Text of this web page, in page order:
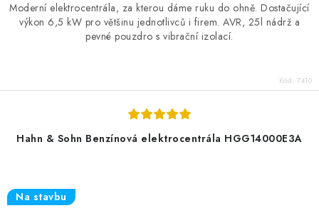
Moderní elektrocentrála, za kterou dáme ruku do ohně. Dostačující
výkon 6,5 kW pro většinu jednotlivců i firem. AVR, 25l nádrž a
pevné pouzdro s vibrační izolací.
Kód: 7410
Hahn & Sohn Benzínová elektrocentrála HGG14000E3A
Na stavbu